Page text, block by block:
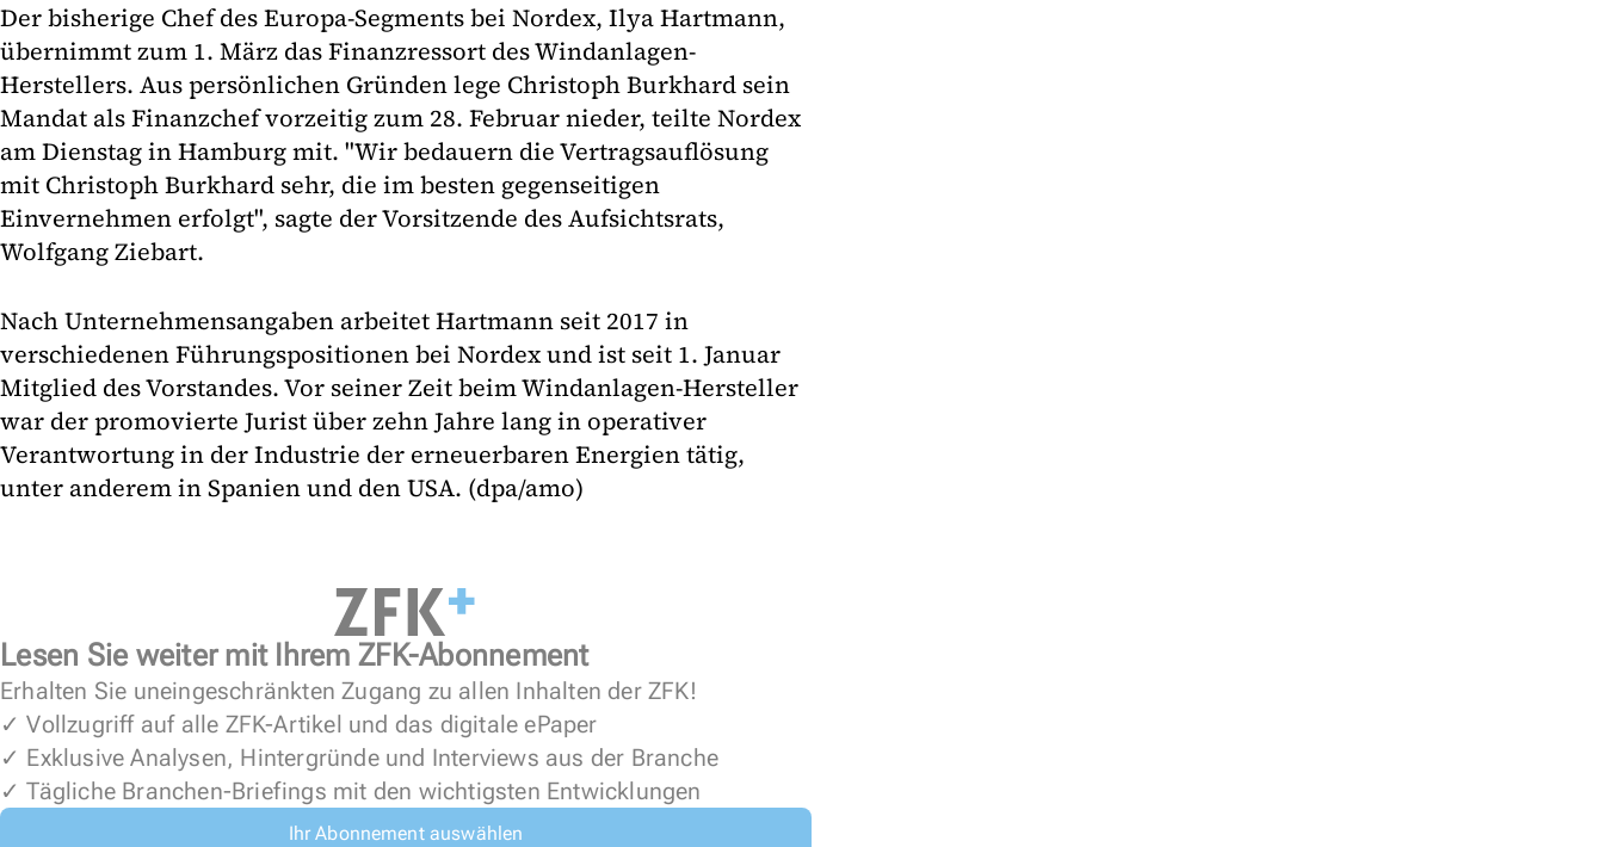
Der bisherige Chef des Europa-Segments bei Nordex, Ilya Hartmann,
übernimmt zum 1. März das Finanzressort des Windanlagen-
Herstellers. Aus persönlichen Gründen lege Christoph Burkhard sein
Mandat als Finanzchef vorzeitig zum 28. Februar nieder, teilte Nordex
am Dienstag in Hamburg mit. "Wir bedauern die Vertragsauflösung
mit Christoph Burkhard sehr, die im besten gegenseitigen
Einvernehmen erfolgt", sagte der Vorsitzende des Aufsichtsrats,
Wolfgang Ziebart.
Nach Unternehmensangaben arbeitet Hartmann seit 2017 in
verschiedenen Führungspositionen bei Nordex und ist seit 1. Januar
Mitglied des Vorstandes. Vor seiner Zeit beim Windanlagen-Hersteller
war der promovierte Jurist über zehn Jahre lang in operativer
Verantwortung in der Industrie der erneuerbaren Energien tätig,
unter anderem in Spanien und den USA. (dpa/amo)
Lesen Sie weiter mit Ihrem ZFK-Abonnement
Erhalten Sie uneingeschränkten Zugang zu allen Inhalten der ZFK!
✓ Vollzugriff auf alle ZFK-Artikel und das digitale ePaper
✓ Exklusive Analysen, Hintergründe und Interviews aus der Branche
✓ Tägliche Branchen-Briefings mit den wichtigsten Entwicklungen
Ihr Abonnement auswählen